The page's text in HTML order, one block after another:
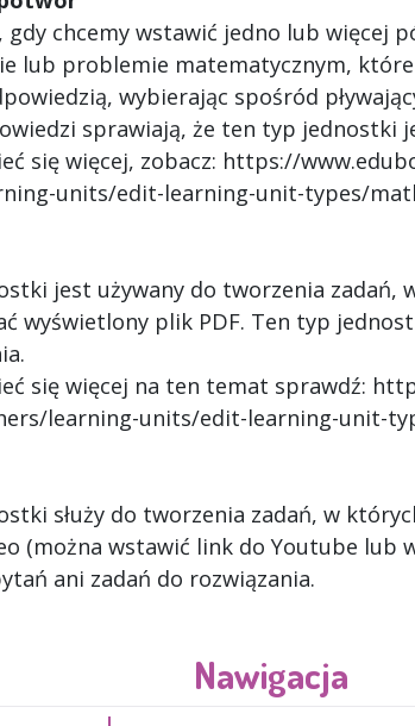
gdy chcemy wstawić jedno lub więcej
lub problemie matematycznym,
wybierając spośród
sprawiają, że ten typ jednostki
się więcej, zobacz: https://
units/edit-learning-unit-types/
jest używany do tworzenia zadań,
wyświetlony plik PDF. Ten typ
się więcej na ten temat sprawdź:
learning-units/edit-learning-unit-
służy do tworzenia zadań, w
(można wstawić link do Youtube lub
ani zadań do rozwiązania.
Nawigacja